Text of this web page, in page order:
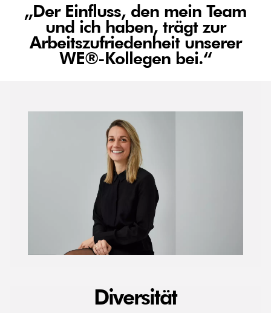
„Der Einfluss, den mein Team
und ich haben, trägt zur
Arbeitszufriedenheit unserer
WE®-Kollegen bei.“
Diversität